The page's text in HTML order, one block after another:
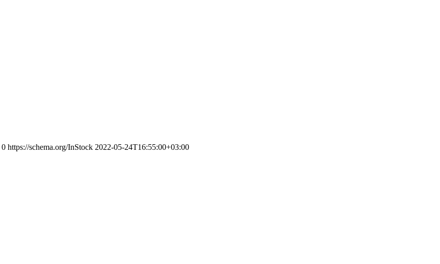
0 https://schema.org/InStock 2022-05-24T16:55:00+03:00